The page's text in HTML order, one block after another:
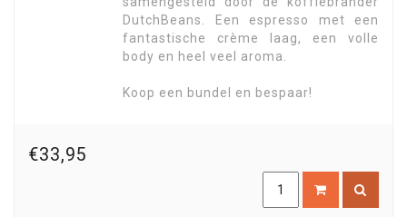
DutchBeans. Een espresso met een
fantastische crème laag, een volle
body en heel veel aroma.
Koop een bundel en bespaar!
€33,95